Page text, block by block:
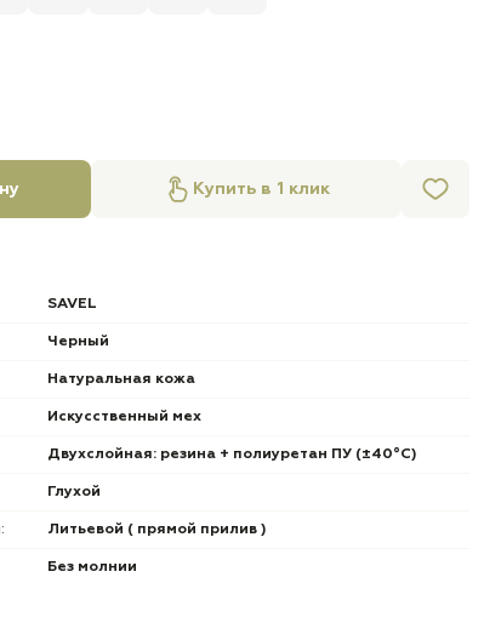
Купить в 1 клик
SAVEL
Черный
Натуральная кожа
Искусственный мех
Двухслойная: резина + полиуретан ПУ (±40°С)
Глухой
Литьевой ( прямой прилив )
Без молнии